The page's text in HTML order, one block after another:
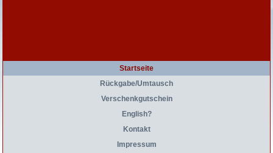
Startseite
Rückgabe/Umtausch
Verschenkgutschein
English?
Kontakt
Impressum